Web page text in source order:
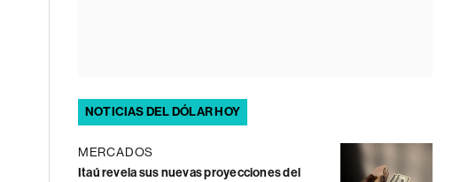
NOTICIAS DEL DÓLAR HOY
MERCADOS
Itaú revela sus nuevas proyecciones del